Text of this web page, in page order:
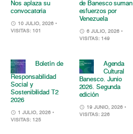
Nos aplaza su
convocatoria
10 JULIO, 2026 •
VISITAS: 101
de Banesco suman
esfuerzos por
Venezuela
6 JULIO, 2026 •
VISITAS: 149
Boletín de
Responsabilidad
Social y
Sostenibilidad T2
2026
1 JULIO, 2026 •
VISITAS: 125
Agenda
Cultural
Banesco. Junio
2026. Segunda
edición
19 JUNIO, 2026 •
VISITAS: 226